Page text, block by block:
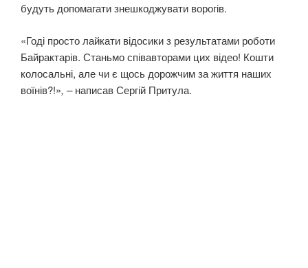
будуть допомагати знешкоджувати ворогів.
«Годі просто лайкати відосики з результатами роботи
Байрактарів. Станьмо співавторами цих відео! Кошти
колосальні, але чи є щось дорожчим за життя наших
воїнів?!», –написав Сергій Притула.